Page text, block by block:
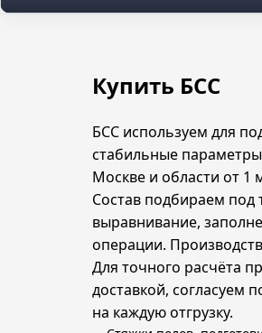
Купить БСС
БСС используем для
стабильные
Москве и области от 1
Состав подбираем под
выравнивание,
операции.
Для точного расчёта
доставкой, согласуем
на каждую отгрузку.